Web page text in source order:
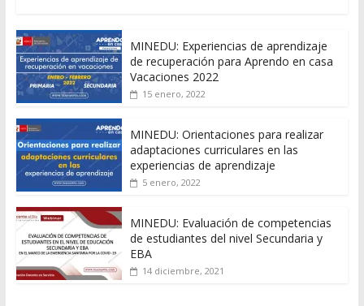
MINEDU: Experiencias de aprendizaje
de recuperación para Aprendo en casa
Vacaciones 2022
15 enero, 2022
MINEDU: Orientaciones para realizar
adaptaciones curriculares en las
experiencias de aprendizaje
5 enero, 2022
MINEDU: Evaluación de competencias
de estudiantes del nivel Secundaria y
EBA
14 diciembre, 2021